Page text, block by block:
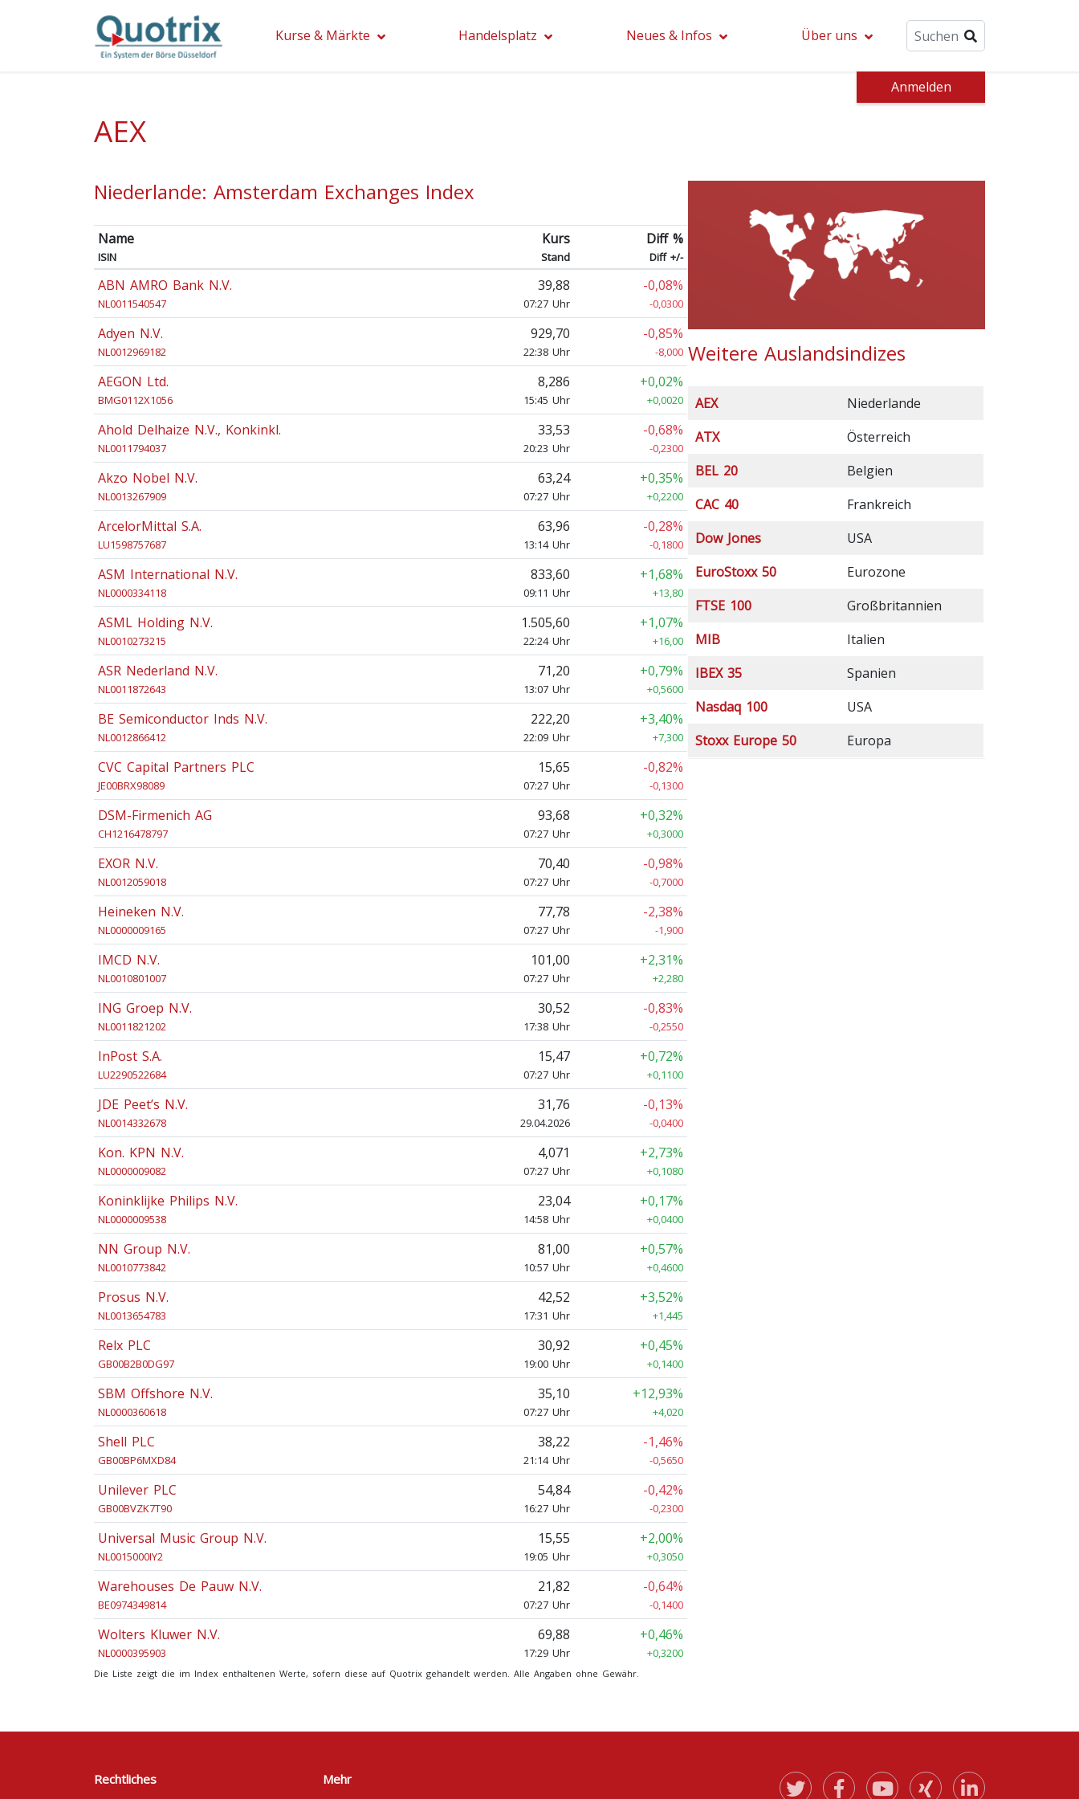
Kurse & Märkte Handelsplatz Neues & Infos Über uns
Anmelden
AEX
Niederlande: Amsterdam Exchanges Index
Name
ISIN
Kurs
Stand
Diff %
Diff +/-
ABN AMRO Bank N.V.
NL0011540547
39,88
07:27 Uhr
-0,08%
-0,0300
Adyen N.V.
NL0012969182
929,70
22:38 Uhr
-0,85%
-8,000
AEGON Ltd.
BMG0112X1056
8,286
15:45 Uhr
+0,02%
+0,0020
Ahold Delhaize N.V., Konkinkl.
NL0011794037
33,53
20:23 Uhr
-0,68%
-0,2300
Akzo Nobel N.V.
NL0013267909
63,24
07:27 Uhr
+0,35%
+0,2200
ArcelorMittal S.A.
LU1598757687
63,96
13:14 Uhr
-0,28%
-0,1800
ASM International N.V.
NL0000334118
833,60
09:11 Uhr
+1,68%
+13,80
ASML Holding N.V.
NL0010273215
1.505,60
22:24 Uhr
+1,07%
+16,00
ASR Nederland N.V.
NL0011872643
71,20
13:07 Uhr
+0,79%
+0,5600
BE Semiconductor Inds N.V.
NL0012866412
222,20
22:09 Uhr
+3,40%
+7,300
CVC Capital Partners PLC
JE00BRX98089
15,65
07:27 Uhr
-0,82%
-0,1300
DSM-Firmenich AG
CH1216478797
93,68
07:27 Uhr
+0,32%
+0,3000
EXOR N.V.
NL0012059018
70,40
07:27 Uhr
-0,98%
-0,7000
Heineken N.V.
NL0000009165
77,78
07:27 Uhr
-2,38%
-1,900
IMCD N.V.
NL0010801007
101,00
07:27 Uhr
+2,31%
+2,280
ING Groep N.V.
NL0011821202
30,52
17:38 Uhr
-0,83%
-0,2550
InPost S.A.
LU2290522684
15,47
07:27 Uhr
+0,72%
+0,1100
JDE Peet’s N.V.
NL0014332678
31,76
29.04.2026
-0,13%
-0,0400
Kon. KPN N.V.
NL0000009082
4,071
07:27 Uhr
+2,73%
+0,1080
Koninklijke Philips N.V.
NL0000009538
23,04
14:58 Uhr
+0,17%
+0,0400
NN Group N.V.
NL0010773842
81,00
10:57 Uhr
+0,57%
+0,4600
Prosus N.V.
NL0013654783
42,52
17:31 Uhr
+3,52%
+1,445
Relx PLC
GB00B2B0DG97
30,92
19:00 Uhr
+0,45%
+0,1400
SBM Offshore N.V.
NL0000360618
35,10
07:27 Uhr
+12,93%
+4,020
Shell PLC
GB00BP6MXD84
38,22
21:14 Uhr
-1,46%
-0,5650
Unilever PLC
GB00BVZK7T90
54,84
16:27 Uhr
-0,42%
-0,2300
Universal Music Group N.V.
NL0015000IY2
15,55
19:05 Uhr
+2,00%
+0,3050
Warehouses De Pauw N.V.
BE0974349814
21,82
07:27 Uhr
-0,64%
-0,1400
Wolters Kluwer N.V.
NL0000395903
69,88
17:29 Uhr
+0,46%
+0,3200
Die Liste zeigt die im Index enthaltenen Werte, sofern diese auf Quotrix gehandelt werden. Alle Angaben ohne Gewähr.
Weitere Auslandsindizes
AEX
Niederlande
ATX
Österreich
BEL 20
Belgien
CAC 40
Frankreich
Dow Jones
USA
EuroStoxx 50
Eurozone
FTSE 100
Großbritannien
MIB
Italien
IBEX 35
Spanien
Nasdaq 100
USA
Stoxx Europe 50
Europa
Rechtliches Mehr